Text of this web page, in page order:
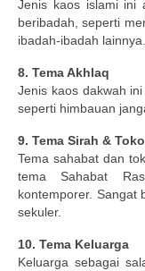
Jenis kaos islami ini
beribadah, seperti
ibadah-ibadah lainnya.
8. Tema Akhlaq
Jenis kaos dakwah
seperti himbauan
9. Tema Sirah &
Tema sahabat dan
tema Sahabat
kontemporer. Sangat
sekuler.
10. Tema Keluarga
Keluarga sebagai